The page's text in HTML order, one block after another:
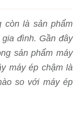
còn là sản phẩm
đình. Gần đây
sản phẩm máy
máy ép chậm là
so với máy ép